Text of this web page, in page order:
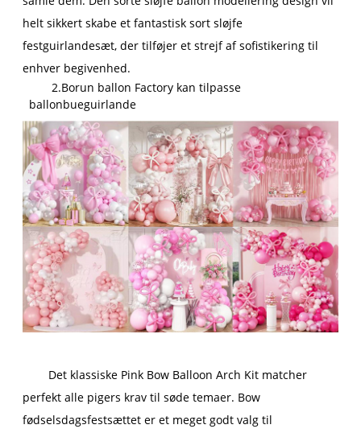
helt sikkert skabe et fantastisk sort sløjfe
festguirlandesæt, der tilføjer et strejf af sofistikering til
enhver begivenhed.
2.Borun ballon Factory kan tilpasse
ballonbueguirlande
Det klassiske Pink Bow Balloon Arch Kit matcher
perfekt alle pigers krav til søde temaer. Bow
fødselsdagsfestsættet er et meget godt valg til